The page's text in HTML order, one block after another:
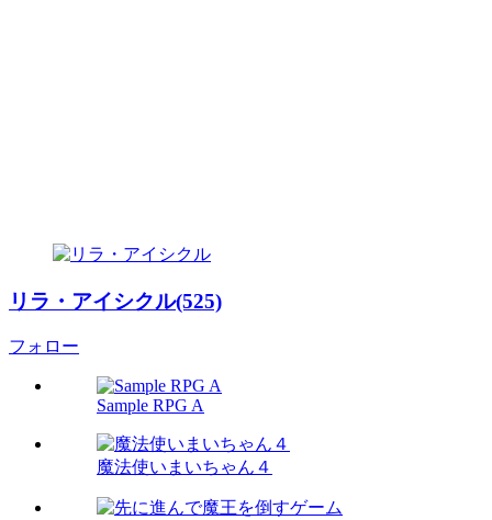
リラ・アイシクル(525)
フォロー
Sample RPG A
魔法使いまいちゃん４